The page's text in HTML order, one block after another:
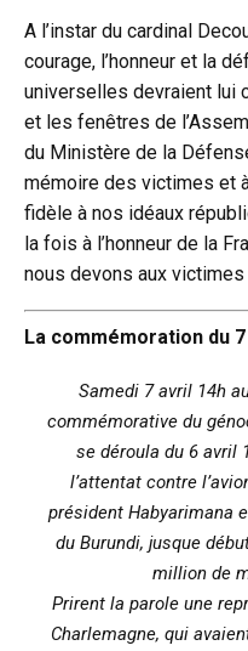
A l’instar du cardinal
courage, l’honneur et la
universelles devraient lui
et les fenêtres de
du Ministère de la
mémoire des victimes et
fidèle à nos idéaux
la fois à l’honneur de la
nous devons aux
La commémoration du
Samedi 7 avril 14h
commémorative du
se déroula du 6 avril
l’attentat contre
président Habyarimana
du Burundi, jusque
million de
Prirent la parole une
Charlemagne, qui